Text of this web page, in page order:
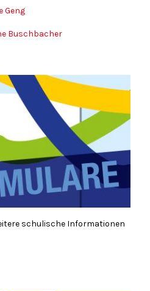
Geng
Buschbacher
schulische Informationen